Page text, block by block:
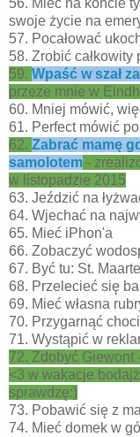
56. Mieć na koncie
swoje życie na
57. Pocałować
58. Zrobić
59. Wpaść w szał
przeze mnie w
60. Mniej mówić,
61. Perfect mówić
62. Zabrać mamę
samolotem -
w listopadzie 2015
63. Jeździć na
64. Wjechać na
65. Mieć iPhon'a
66. Zobaczyć
67. Być tu: St.
68. Przelecieć się
69. Mieć własna
70. Przygarnąć
71. Wystąpić w
72. Zdobyć Giewont
<3 w wakacje
sprawdzę:)
73. Pobawić się z
74. Mieć domek w